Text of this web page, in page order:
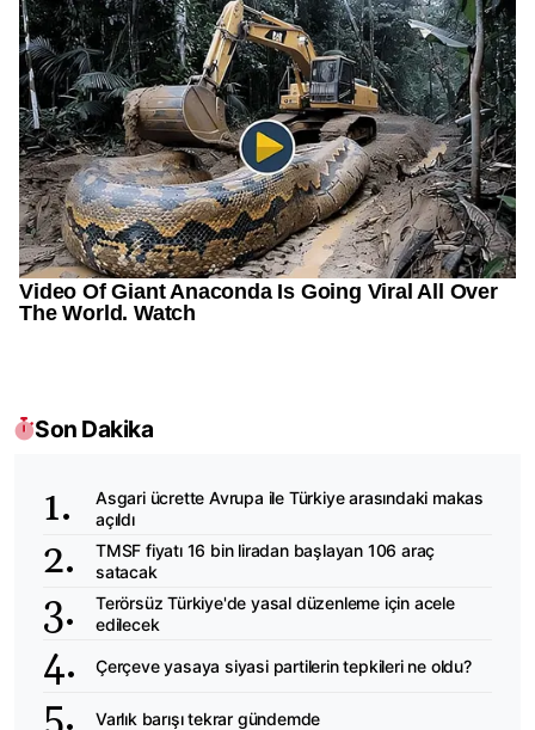
Son Dakika
Asgari ücrette Avrupa ile Türkiye arasındaki makas
açıldı
TMSF fiyatı 16 bin liradan başlayan 106 araç
satacak
Terörsüz Türkiye'de yasal düzenleme için acele
edilecek
Çerçeve yasaya siyasi partilerin tepkileri ne oldu?
Varlık barışı tekrar gündemde